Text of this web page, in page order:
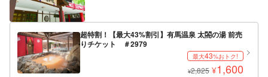
超特割！【最大43%割引】有馬温泉 太閤の湯 前売
りチケット ＃2979
最大43%おトク!
¥2,825 ¥1,600